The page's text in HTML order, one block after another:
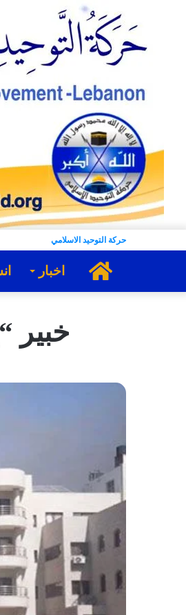
حركة التوحيد الاسلامي
الرئيسية
اخبار
خبير